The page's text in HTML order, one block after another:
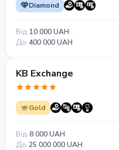
Diamond
Від 10 000 UAH
До 400 000 UAH
KB Exchange
Gold
Від 8 000 UAH
До 25 000 000 UAH